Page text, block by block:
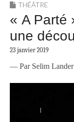
THÉÂTRE
« A Parté
une
23 janvier 2019
— Par Selim